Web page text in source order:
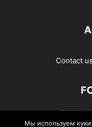
Contact
Мы используем